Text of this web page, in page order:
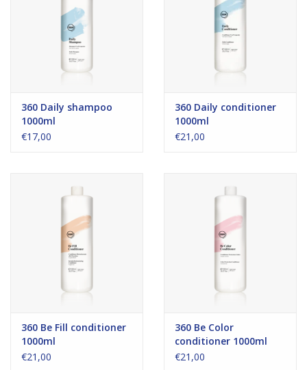
360 Daily shampoo
1000ml
€17,00
360 Daily conditioner
1000ml
€21,00
360 Be Fill conditioner
1000ml
€21,00
360 Be Color
conditioner 1000ml
€21,00